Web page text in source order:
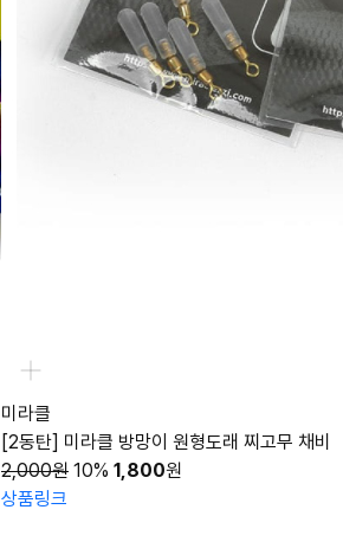
미라클
[2동탄] 미라클 방망이 원형도래 찌고무 채비
2,000원 10% 1,800원
상품링크